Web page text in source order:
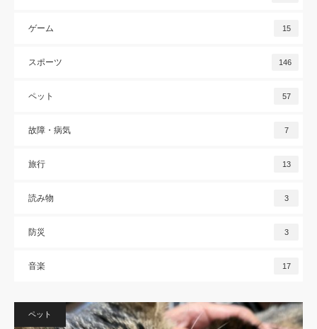
ゲーム 15
スポーツ 146
ペット 57
故障・病気 7
旅行 13
読み物 3
防災 3
音楽 17
ペット